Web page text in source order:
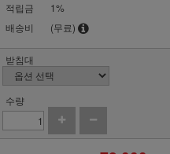
적립금
1%
배송비
(무료)
받침대
수량